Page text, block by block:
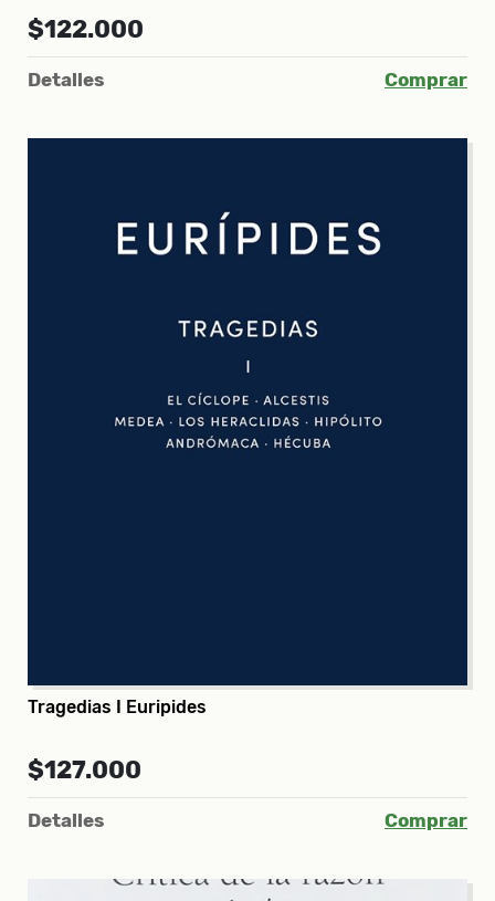
$122.000
Detalles Comprar
Tragedias I Euripides
$127.000
Detalles Comprar